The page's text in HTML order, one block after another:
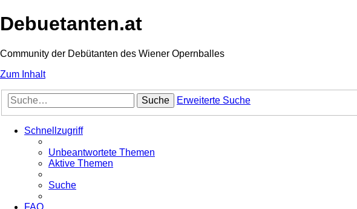
Debuetanten.at
Community der Debütanten des Wiener Opernballes
Zum Inhalt
Suche Erweiterte Suche
Schnellzugriff
Unbeantwortete Themen
Aktive Themen
Suche